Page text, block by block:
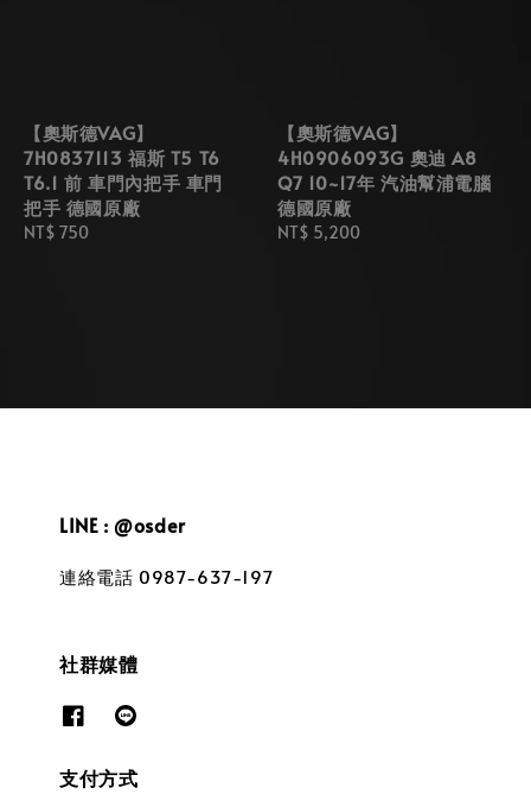
【奧斯德VAG】
7H0837113 福斯 T5 T6
T6.1 前 車門內把手 車門
把手 德國原廠
Regular
NT$ 750
【奧斯德VAG】
4H0906093G 奧迪 A8
Q7 10~17年 汽油幫浦電腦
德國原廠
Regular
NT$ 5,200
LINE : @osder
連絡電話 0987-637-197
社群媒體
支付方式